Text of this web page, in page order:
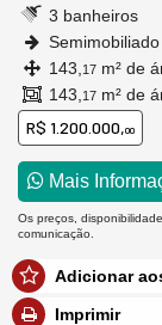
3 banheiros
Semimobiliado
143, 17 m² de
143, 17 m² de
R$ 1.200.000,00
Mais
Os preços,
comunicação.
Adicionar
Imprimir